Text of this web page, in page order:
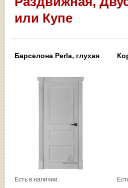
или Купе
Барселона Рerla, глухая
Есть в наличии.